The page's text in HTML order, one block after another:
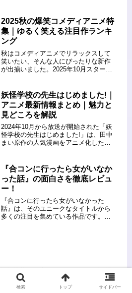
の記事では、原作漫画とアニメの違い
を徹底比較し、どちらも楽しみ尽くす
た...
2025秋の爆笑コメディアニメ特
集｜ゆるく笑える注目作ランキ
ング
秋はコメディアニメでリラックスして
笑いたい、そんな人にぴったりな新作
が出揃いました。2025年10月スタート
や癒やしにもおすすめの、今期注目の
コメディアニメをランキング形式...
妖怪学校の先生はじめました!｜
アニメ最新情報まとめ｜魅力と
見どころを解説
2024年10月から放送が開始された「妖
怪学校の先生はじめました!」は、田中
まい原作の人気漫画をアニメ化した話
学園コメディは、多くのファンを魅了
しています。この記事では、ア...
『合コンに行ったら女がいなか
った話』の面白さを徹底レビュ
ー！
『合コンに行ったら女がいなかった
話』は、そのユニークなタイトルから
多くの注目を集めている作品です。こ
妖怪学校の先生はじめました!｜原作漫
画とアニメの違いを徹底解説
検索 トップ サイドバー